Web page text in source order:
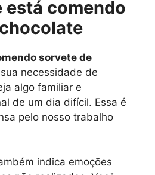
está comendo
sorvete de
necessidade de
algo familiar e
de um dia difícil. Essa é
pelo nosso trabalho
indica emoções